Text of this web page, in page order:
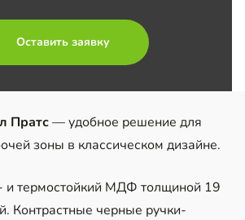
Оставить заявку
Пратс— удобное решение для
зоны в классическом дизайне.
термостойкий МДФ толщиной 19
Контрастные черные ручки-